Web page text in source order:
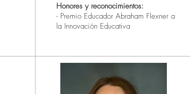
Honores y reconocimientos:
- Premio Educador Abraham Flexner a
la Innovación Educativa